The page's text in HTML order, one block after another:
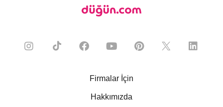
Firmalar İçin
Hakkımızda